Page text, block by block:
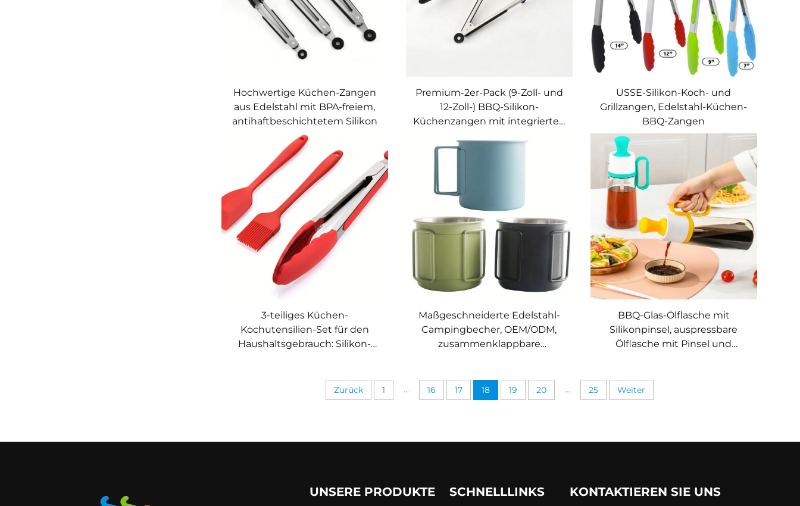
Hochwertige Küchen-Zangen
aus Edelstahl mit BPA-freiem,
antihaftbeschichtetem Silikon
Premium-2er-Pack (9-Zoll- und
12-Zoll-) BBQ-Silikon-
Küchenzangen mit integrierten
verriegelbarem Kopf
USSE-Silikon-Koch- und
Grillzangen, Edelstahl-Küchen-
BBQ-Zangen
3-teiliges Küchen-
Kochutensilien-Set für den
Haushaltsgebrauch: Silikon-
Grillwerkzeuge
Maßgeschneiderte Edelstahl-
Campingbecher, OEM/ODM,
zusammenklappbare
Outdoor-Becher
BBQ-Glas-Ölflasche mit
Silikonpinsel, auspressbare
Ölflasche mit Pinsel und
Zurück 1 ... 16 17 18 19 20 ... 25 Weiter
UNSERE PRODUKTE SCHNELLLINKS KONTAKTIEREN SIE UNS